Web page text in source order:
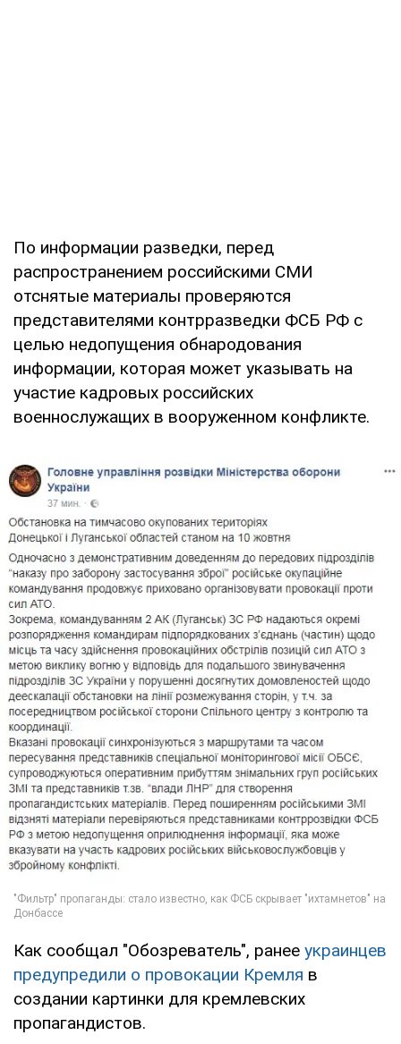
По информации разведки, перед
распространением российскими СМИ
отснятые материалы проверяются
представителями контрразведки ФСБ РФ с
целью недопущения обнародования
информации, которая может указывать на
участие кадровых российских
военнослужащих в вооруженном конфликте.
Как сообщал "Обозреватель", ранее украинцев
предупредили о провокации Кремля в
создании картинки для кремлевских
пропагандистов.